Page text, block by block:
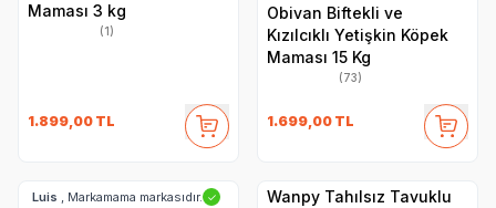
Maması 3 kg
(1)
1.899,00 TL
Obivan Biftekli ve
Kızılcıklı Yetişkin Köpek
Maması 15 Kg
(73)
1.699,00 TL
Luis , Markamama markasıdır. ✓
Wanpy Tahılsız Tavuklu